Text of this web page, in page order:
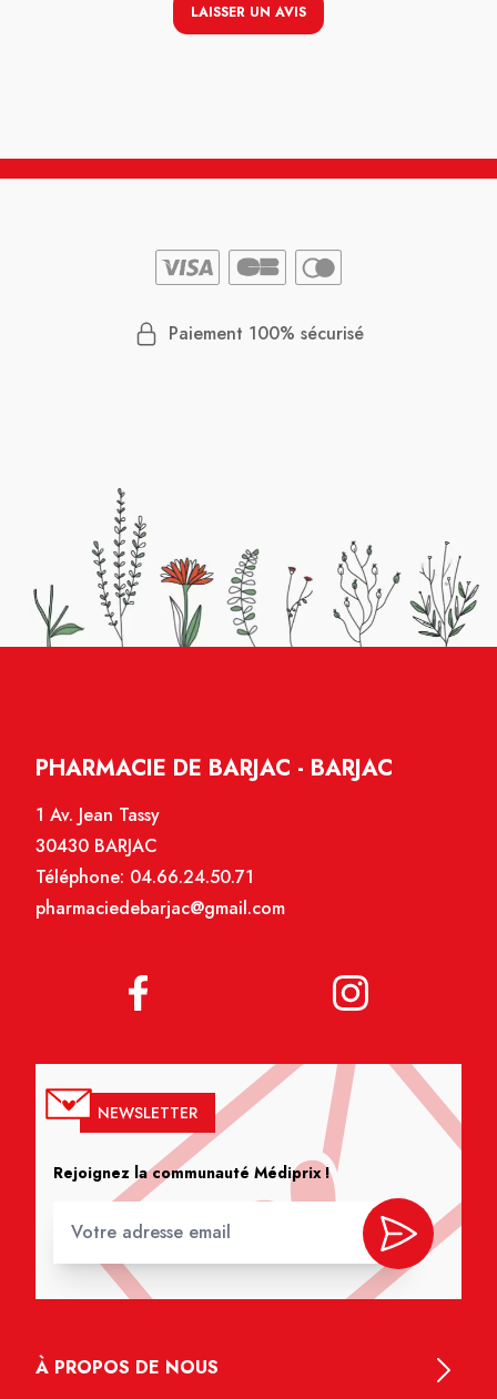
LAISSER UN AVIS
Paiement 100% sécurisé
PHARMACIE DE BARJAC - BARJAC
1 Av. Jean Tassy
30430 BARJAC
Téléphone: 04.66.24.50.71
pharmaciedebarjac@gmail.com
NEWSLETTER
Rejoignez la communauté Médiprix !
À PROPOS DE NOUS